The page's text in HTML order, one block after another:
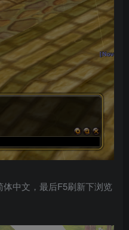
体中文，最后F5刷新下浏览